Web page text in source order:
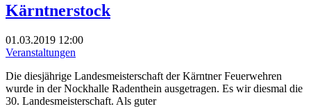
Kärntnerstock
01.03.2019 12:00
Veranstaltungen
Die diesjährige Landesmeisterschaft der Kärntner Feuerwehren
wurde in der Nockhalle Radenthein ausgetragen. Es wir diesmal die
30. Landesmeisterschaft. Als guter